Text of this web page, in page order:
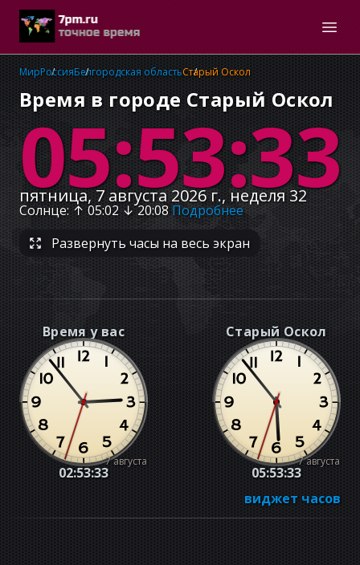
МирРоссияБелгородская областьСтарый Оскол
Время в городе Старый Оскол
05:53:34
пятница, 7 августа 2026 г., неделя 32
Солнце: ↑ 05:02↓20:08 Подробнее
Развернуть часы на весь экран
Время у вас
02:53:34
7 августа
Старый Оскол
05:53:34
7 августа
виджет часов